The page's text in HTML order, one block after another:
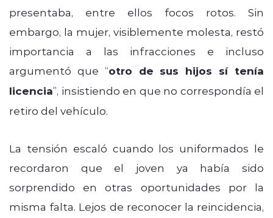
presentaba, entre ellos focos rotos. Sin
embargo, la mujer, visiblemente molesta, restó
importancia a las infracciones e incluso
argumentó que “otro de sus hijos sí tenía
licencia”, insistiendo en que no correspondía el
retiro del vehículo.
La tensión escaló cuando los uniformados le
recordaron que el joven ya había sido
sorprendido en otras oportunidades por la
misma falta. Lejos de reconocer la reincidencia,